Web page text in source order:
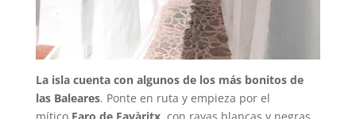
La isla cuenta con algunos de los más bonitos de
las Baleares. Ponte en ruta y empieza por el